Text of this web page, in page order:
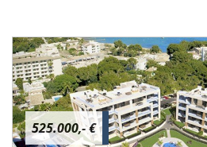
525.000,- €